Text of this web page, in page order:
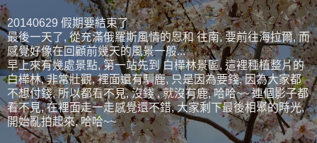
20140629 假期要結束了
最後一天了, 從充滿俄羅斯風情的恩和 往南, 要前往海拉爾, 而
感覺好像在回顧前幾天的風景一般...
早上來有幾處景點, 第一站先到 白樺林景區, 這裡種植整片的
白樺林, 非常壯觀, 裡面還有馴鹿, 只是因為要錢, 因為大家都
不想付錢, 所以都看不見, 沒錢 , 就沒有鹿, 哈哈~~ 連個影子都
看不見, 在裡面走一走感覺還不錯, 大家剩下最後相聚的時光,
開始亂拍起來, 哈哈~~